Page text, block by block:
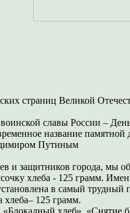
страниц Великой
воинской славы России –
название памятной
Путиным
и защитников города, мы
хлеба - 125 грамм.
в самый трудный
хлеба– 125 грамм.
«Блокадный хлеб», «Снятие